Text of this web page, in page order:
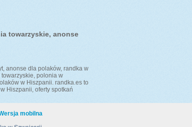
towarzyskie, anonse
anonse dla polaków, randka w
polonia w
w Hiszpanii. randka.es to
Hiszpanii, oferty spotkań
mobilna